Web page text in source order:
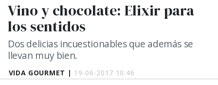
VIDA GOURMET | 19-06-2017 10:46
Vino y chocolate: Elixir para
los sentidos
Dos delicias incuestionables que además se
llevan muy bien.